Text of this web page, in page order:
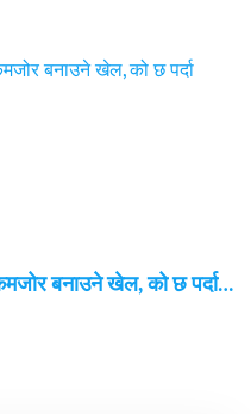
बनाउने खेल, को छ पर्दा…